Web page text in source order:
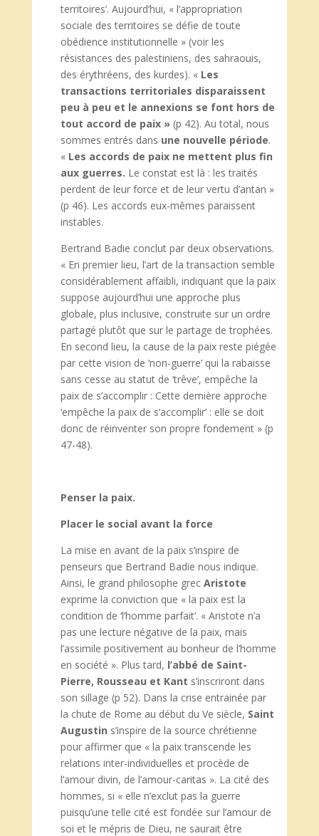
territoires’. Aujourd’hui, « l’appropriation
sociale des territoires se défie de toute
obédience institutionnelle » (voir les
résistances des palestiniens, des sahraouis,
des érythréens, des kurdes). « Les
transactions territoriales disparaissent
peu à peu et le annexions se font hors de
tout accord de paix »(p 42). Au total, nous
sommes entrés dans une nouvelle période.
« Les accords de paix ne mettent plus fin
aux guerres. Le constat est là : les traités
perdent de leur force et de leur vertu d’antan »
(p 46). Les accords eux-mêmes paraissent
instables.
Bertrand Badie conclut par deux observations.
« En premier lieu, l’art de la transaction semble
considérablement affaibli, indiquant que la paix
suppose aujourd’hui une approche plus
globale, plus inclusive, construite sur un ordre
partagé plutôt que sur le partage de trophées.
En second lieu, la cause de la paix reste piégée
par cette vision de ‘non-guerre’ qui la rabaisse
sans cesse au statut de ‘trêve’, empêche la
paix de s’accomplir : Cette dernière approche
‘empêche la paix de s’accomplir’ : elle se doit
donc de réinventer son propre fondement » (p
47-48).
Penser la paix.
Placer le social avant la force
La mise en avant de la paix s’inspire de
penseurs que Bertrand Badie nous indique.
Ainsi, le grand philosophe grec Aristote
exprime la conviction que « la paix est la
condition de ‘l’homme parfait’. « Aristote n’a
pas une lecture négative de la paix, mais
l’assimile positivement au bonheur de l’homme
en société ». Plus tard, l’abbé de Saint-
Pierre, Rousseau et Kant s’inscriront dans
son sillage (p 52). Dans la crise entrainée par
la chute de Rome au début du Ve siècle, Saint
Augustin s’inspire de la source chrétienne
pour affirmer que « la paix transcende les
relations inter-individuelles et procède de
l’amour divin, de l’amour-caritas ». La cité des
hommes, si « elle n’exclut pas la guerre
puisqu’une telle cité est fondée sur l’amour de
soi et le mépris de Dieu, ne saurait être